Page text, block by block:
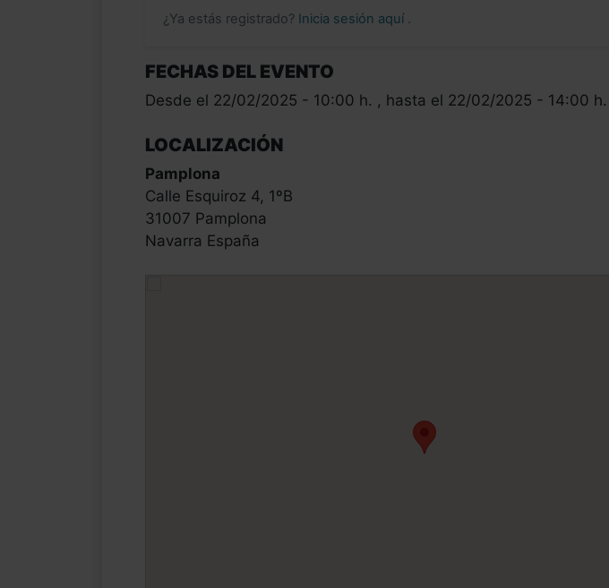
¿Ya estás registrado? Inicia sesión aquí .
FECHAS DEL EVENTO
Desde el 22/02/2025 - 10:00 h. , hasta el 22/02/2025 - 14:00 h.
LOCALIZACIÓN
Pamplona
Calle Esquiroz 4, 1ºB
31007 Pamplona
Navarra España